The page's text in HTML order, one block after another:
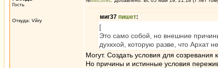
Гость
Откуда: Vйry
миг37 пишет:
[
Это само собой, но внешние
духкхой, которую разве, что Архат
Могут. Создать условия для
Но причины и истинные условия